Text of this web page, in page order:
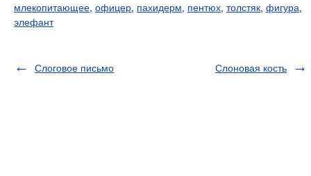
млекопитающее, офицер, пахидерм, пентюх, толстяк, фигура,
элефант
Слоговое письмо Слоновая кость